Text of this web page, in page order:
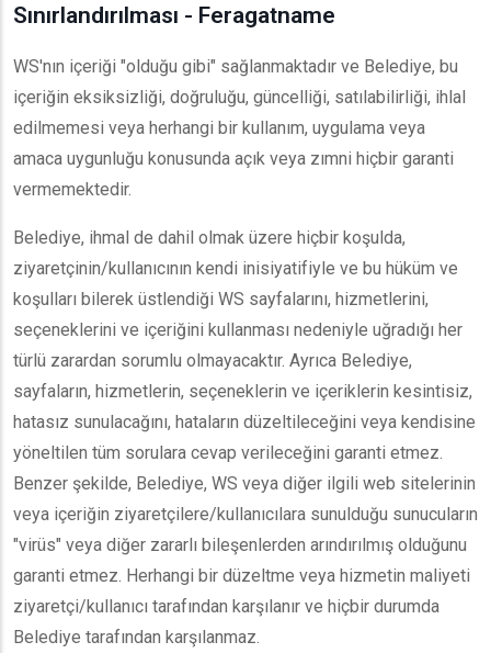
Sınırlandırılması - Feragatname
WS'nın içeriği "olduğu gibi" sağlanmaktadır ve Belediye, bu
içeriğin eksiksizliği, doğruluğu, güncelliği, satılabilirliği, ihlal
edilmemesi veya herhangi bir kullanım, uygulama veya
amaca uygunluğu konusunda açık veya zımni hiçbir garanti
vermemektedir.
Belediye, ihmal de dahil olmak üzere hiçbir koşulda,
ziyaretçinin/kullanıcının kendi inisiyatifiyle ve bu hüküm ve
koşulları bilerek üstlendiği WS sayfalarını, hizmetlerini,
seçeneklerini ve içeriğini kullanması nedeniyle uğradığı her
türlü zarardan sorumlu olmayacaktır. Ayrıca Belediye,
sayfaların, hizmetlerin, seçeneklerin ve içeriklerin kesintisiz,
hatasız sunulacağını, hataların düzeltileceğini veya kendisine
yöneltilen tüm sorulara cevap verileceğini garanti etmez.
Benzer şekilde, Belediye, WS veya diğer ilgili web sitelerinin
veya içeriğin ziyaretçilere/kullanıcılara sunulduğu sunucuların
"virüs" veya diğer zararlı bileşenlerden arındırılmış olduğunu
garanti etmez. Herhangi bir düzeltme veya hizmetin maliyeti
ziyaretçi/kullanıcı tarafından karşılanır ve hiçbir durumda
Belediye tarafından karşılanmaz.